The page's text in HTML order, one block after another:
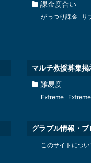
課金度合い
がっつり課金 サ
マルチ救援募集掲
難易度
Extreme
グラブル情報・ブ
このサイトについ